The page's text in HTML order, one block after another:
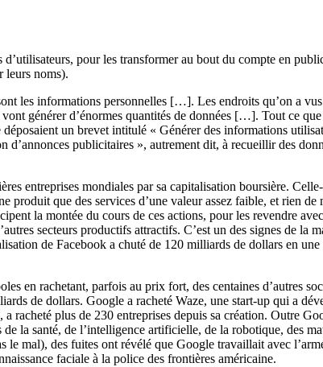
pour les transformer au bout du compte en
leurs noms).
les informations personnelles […]. Les endroits qu’on a
générer d’énormes quantités de données […]. Tout ce
un brevet intitulé « Générer des informations
publicitaires », autrement dit, à recueillir des
entreprises mondiales par sa capitalisation boursière.
produit que des services d’une valeur assez faible, et rien
la montée du cours de ces actions, pour les revendre
secteurs productifs attractifs. C’est un des signes de
de Facebook a chuté de 120 milliards de dollars en
en rachetant, parfois au prix fort, des centaines d’autres
de dollars. Google a racheté Waze, une start-up qui a
plus de 230 entreprises depuis sa création. Outre
la santé, de l’intelligence artificielle, de la robotique, des
mal), des fuites ont révélé que Google travaillait avec
faciale à la police des frontières américaine.